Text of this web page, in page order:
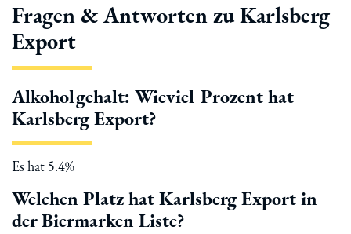
Fragen & Antworten zu Karlsberg
Export
Alkoholgehalt: Wieviel Prozent hat
Karlsberg Export?
Es hat 5.4%
Welchen Platz hat Karlsberg Export in
der Biermarken Liste?